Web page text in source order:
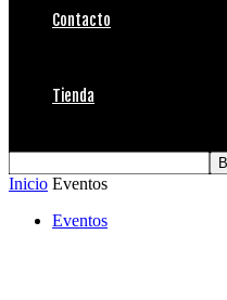
Contacto
Tienda
Inicio Eventos
Eventos